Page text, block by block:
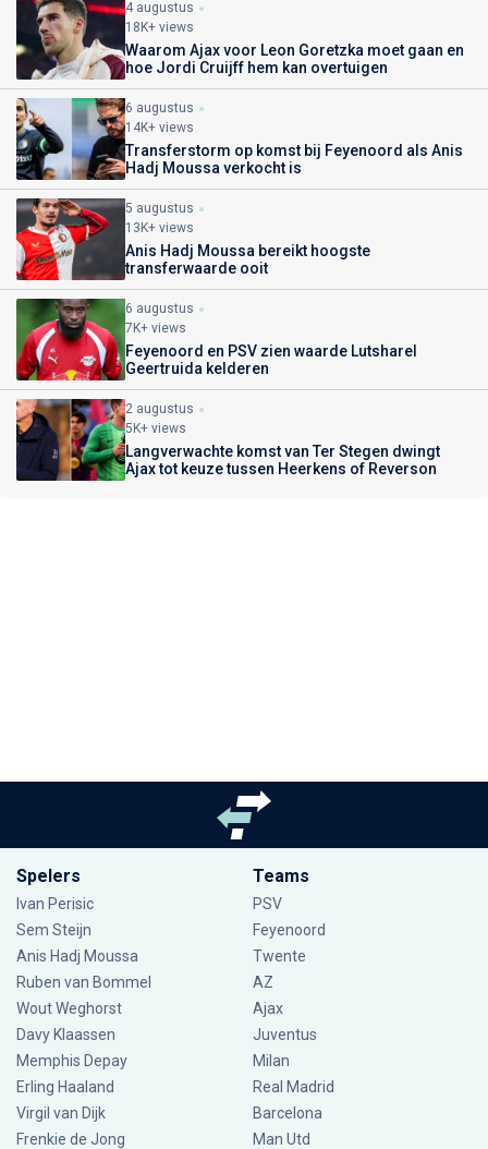
4 augustus
18K+ views
Waarom Ajax voor Leon Goretzka moet gaan en
hoe Jordi Cruijff hem kan overtuigen
6 augustus
14K+ views
Transferstorm op komst bij Feyenoord als Anis
Hadj Moussa verkocht is
5 augustus
13K+ views
Anis Hadj Moussa bereikt hoogste
transferwaarde ooit
6 augustus
7K+ views
Feyenoord en PSV zien waarde Lutsharel
Geertruida kelderen
2 augustus
5K+ views
Langverwachte komst van Ter Stegen dwingt
Ajax tot keuze tussen Heerkens of Reverson
Spelers
Ivan Perisic
Sem Steijn
Anis Hadj Moussa
Ruben van Bommel
Wout Weghorst
Davy Klaassen
Memphis Depay
Erling Haaland
Virgil van Dijk
Frenkie de Jong
Teams
PSV
Feyenoord
Twente
AZ
Ajax
Juventus
Milan
Real Madrid
Barcelona
Man Utd